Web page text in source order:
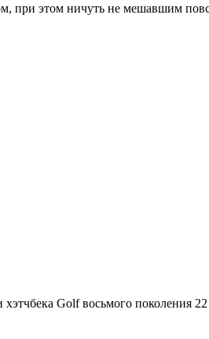
при этом ничуть не мешавшим
Golf восьмого поколения 22